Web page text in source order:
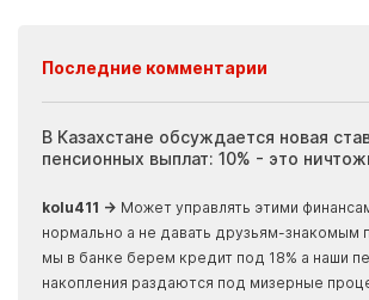
Последние комментарии
В Казахстане обсуждается новая
пенсионных выплат: 10% - это
kolu411 → Может управлять этими
нормально а не давать друзьям-знакомым
мы в банке берем кредит под 18% а наши
накопления раздаются под мизерные